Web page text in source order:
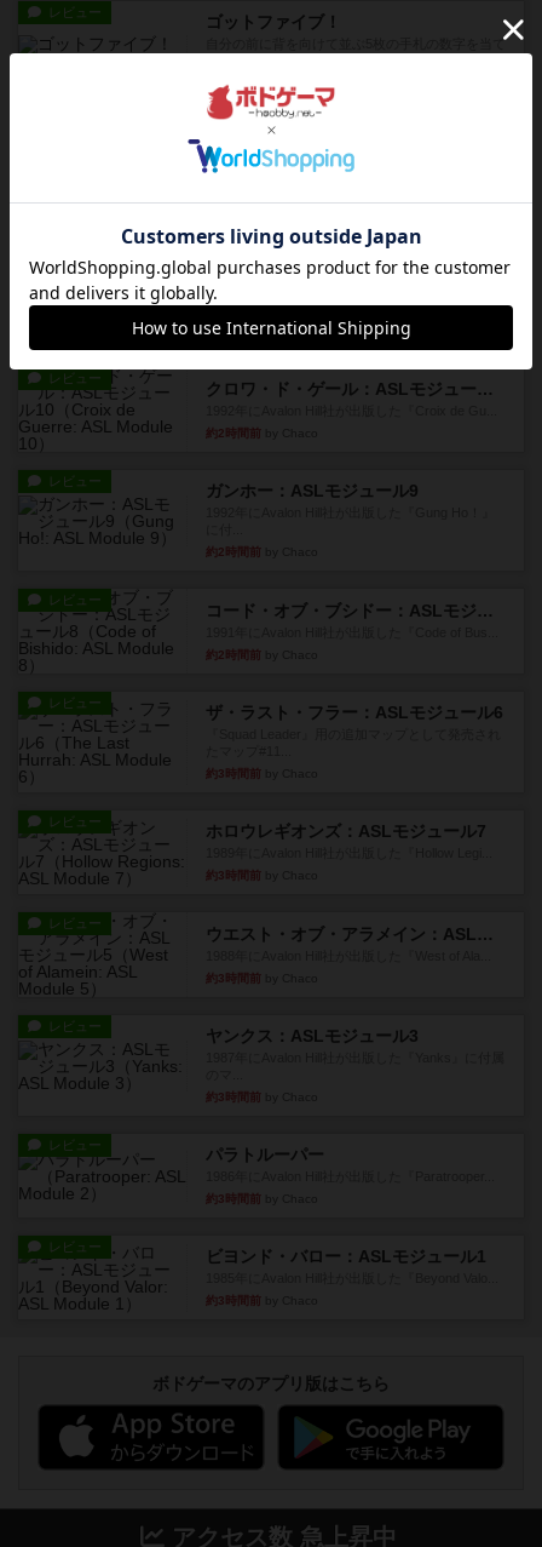
レビュー ゴットファイブ！
自分の前に背を向けて並ぶ5枚の手札の数字を当て
約1時間前
神ゲー
充実
ドゥームド・バタリオンズ：ASLモジュール11
『Squad Leader』用の追加マップとして発売され
たマップの#9...
約2時間前by Chaco
レビュー
クロワ・ド・ゲール：ASLモジュール10
約2時間前
レビュー ガンホー：ASLモジュール9
約2時間前
レビュー
コード・オブ・ブシドー：ASLモジュール8
約2時間前
レビュー ザ・ラスト・フラー：ASLモジュール6
約3時間前
レビュー ホロウレギオンズ：ASLモジュール7
約3時間前
レビュー
ウエスト・オブ・アラメイン：ASLモジュール5
約3時間前
レビュー ヤンクス：ASLモジュール3
約3時間前
レビュー パラトルーパー
約3時間前
レビュー ビヨンド・バロー：ASLモジュール1
約3時間前
ボドゲーマのアプリ版はこちら
アクセス数 急上昇中